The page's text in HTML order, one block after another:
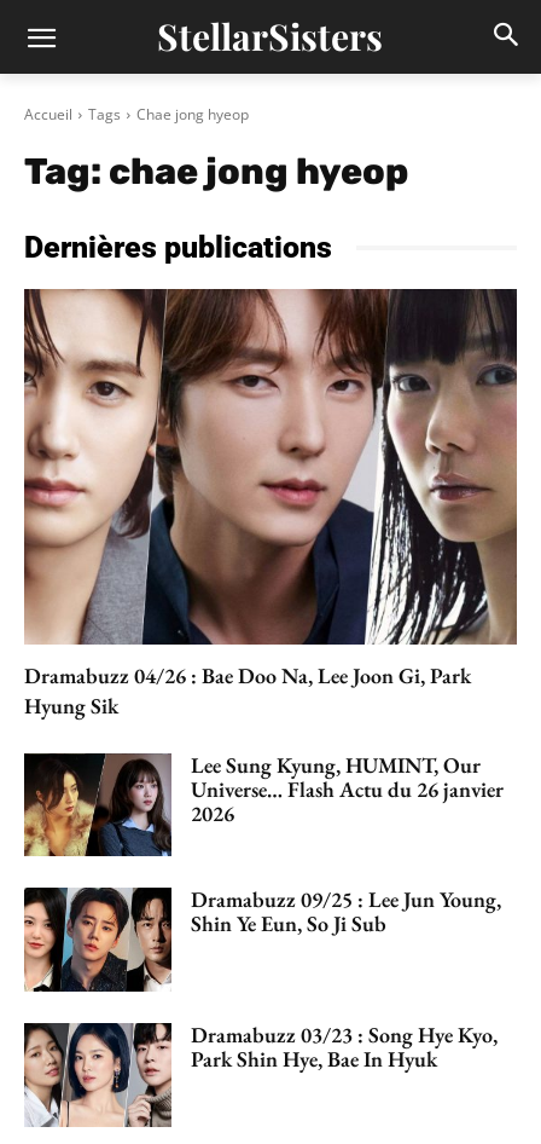
StellarSisters
Accueil Tags Chae jong hyeop
Tag: chae jong hyeop
Dernières publications
Dramabuzz 04/26 : Bae Doo Na, Lee Joon Gi, Park
Hyung Sik
Lee Sung Kyung, HUMINT, Our
Universe… Flash Actu du 26 janvier
2026
Dramabuzz 09/25 : Lee Jun Young,
Shin Ye Eun, So Ji Sub
Dramabuzz 03/23 : Song Hye Kyo,
Park Shin Hye, Bae In Hyuk